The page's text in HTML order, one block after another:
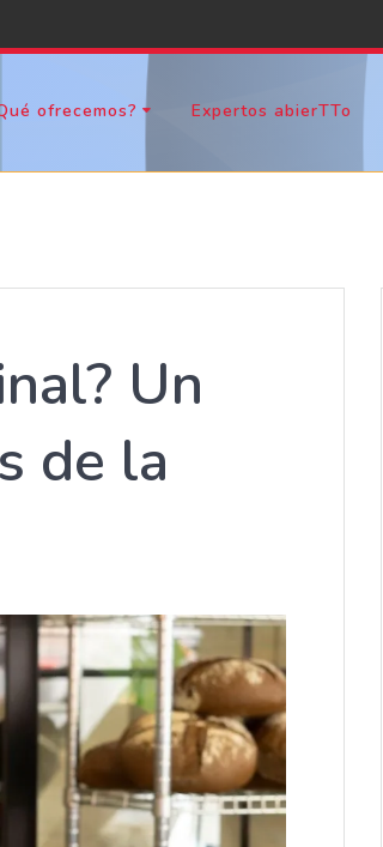
ofrecemos? Expertos abierTTo
Un
de la